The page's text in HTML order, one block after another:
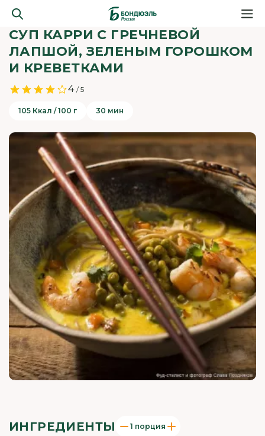
СУП КАРРИ С ГРЕЧНЕВОЙ
ЛАПШОЙ, ЗЕЛЕНЫМ ГОРОШКОМ
И КРЕВЕТКАМИ
4 / 5
105 Ккал / 100 г 30 мин
ИНГРЕДИЕНТЫ 1 порция